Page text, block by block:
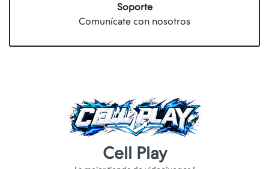
Soporte
Comunícate con nosotros
Cell Play